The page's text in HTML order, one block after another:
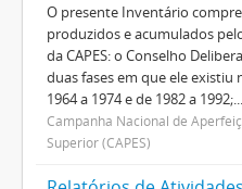
O presente Inventário
produzidos e acumulados
da CAPES: o Conselho
duas fases em que ele existiu
1964 a 1974 e de 1982 a 1992;...
Campanha Nacional de
Superior (CAPES)